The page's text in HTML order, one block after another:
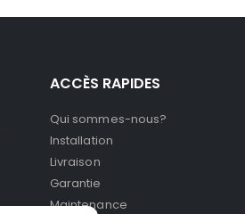
ACCÈS RAPIDES
Qui sommes-nous?
Installation
Livraison
Garantie
Maintenance